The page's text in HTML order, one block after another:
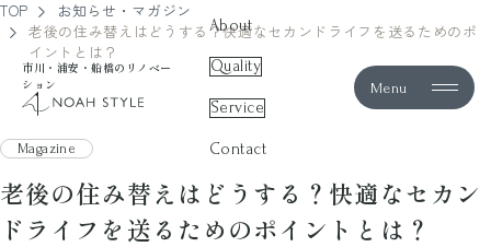
市川・浦安・船橋のリノベー
ション
noah style
About
Quality
Service
Contact
Menu
TOP
お知らせ・マガジン
老後の住み替えはどうする？快適なセカンドライフを送るためのポ
イントとは？
Magazine
老後の住み替えはどうする？快適なセカン
ドライフを送るためのポイントとは？